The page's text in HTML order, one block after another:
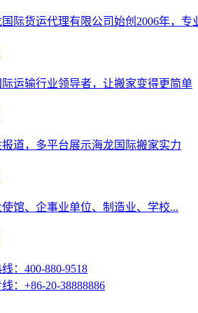
际货运代理有限公司始创2006年，
运输行业领导者，让搬家变得更简单
道，多平台展示海龙国际搬家实力
馆、企事业单位、制造业、学校...
：400-880-9518
：+86-20-38888886